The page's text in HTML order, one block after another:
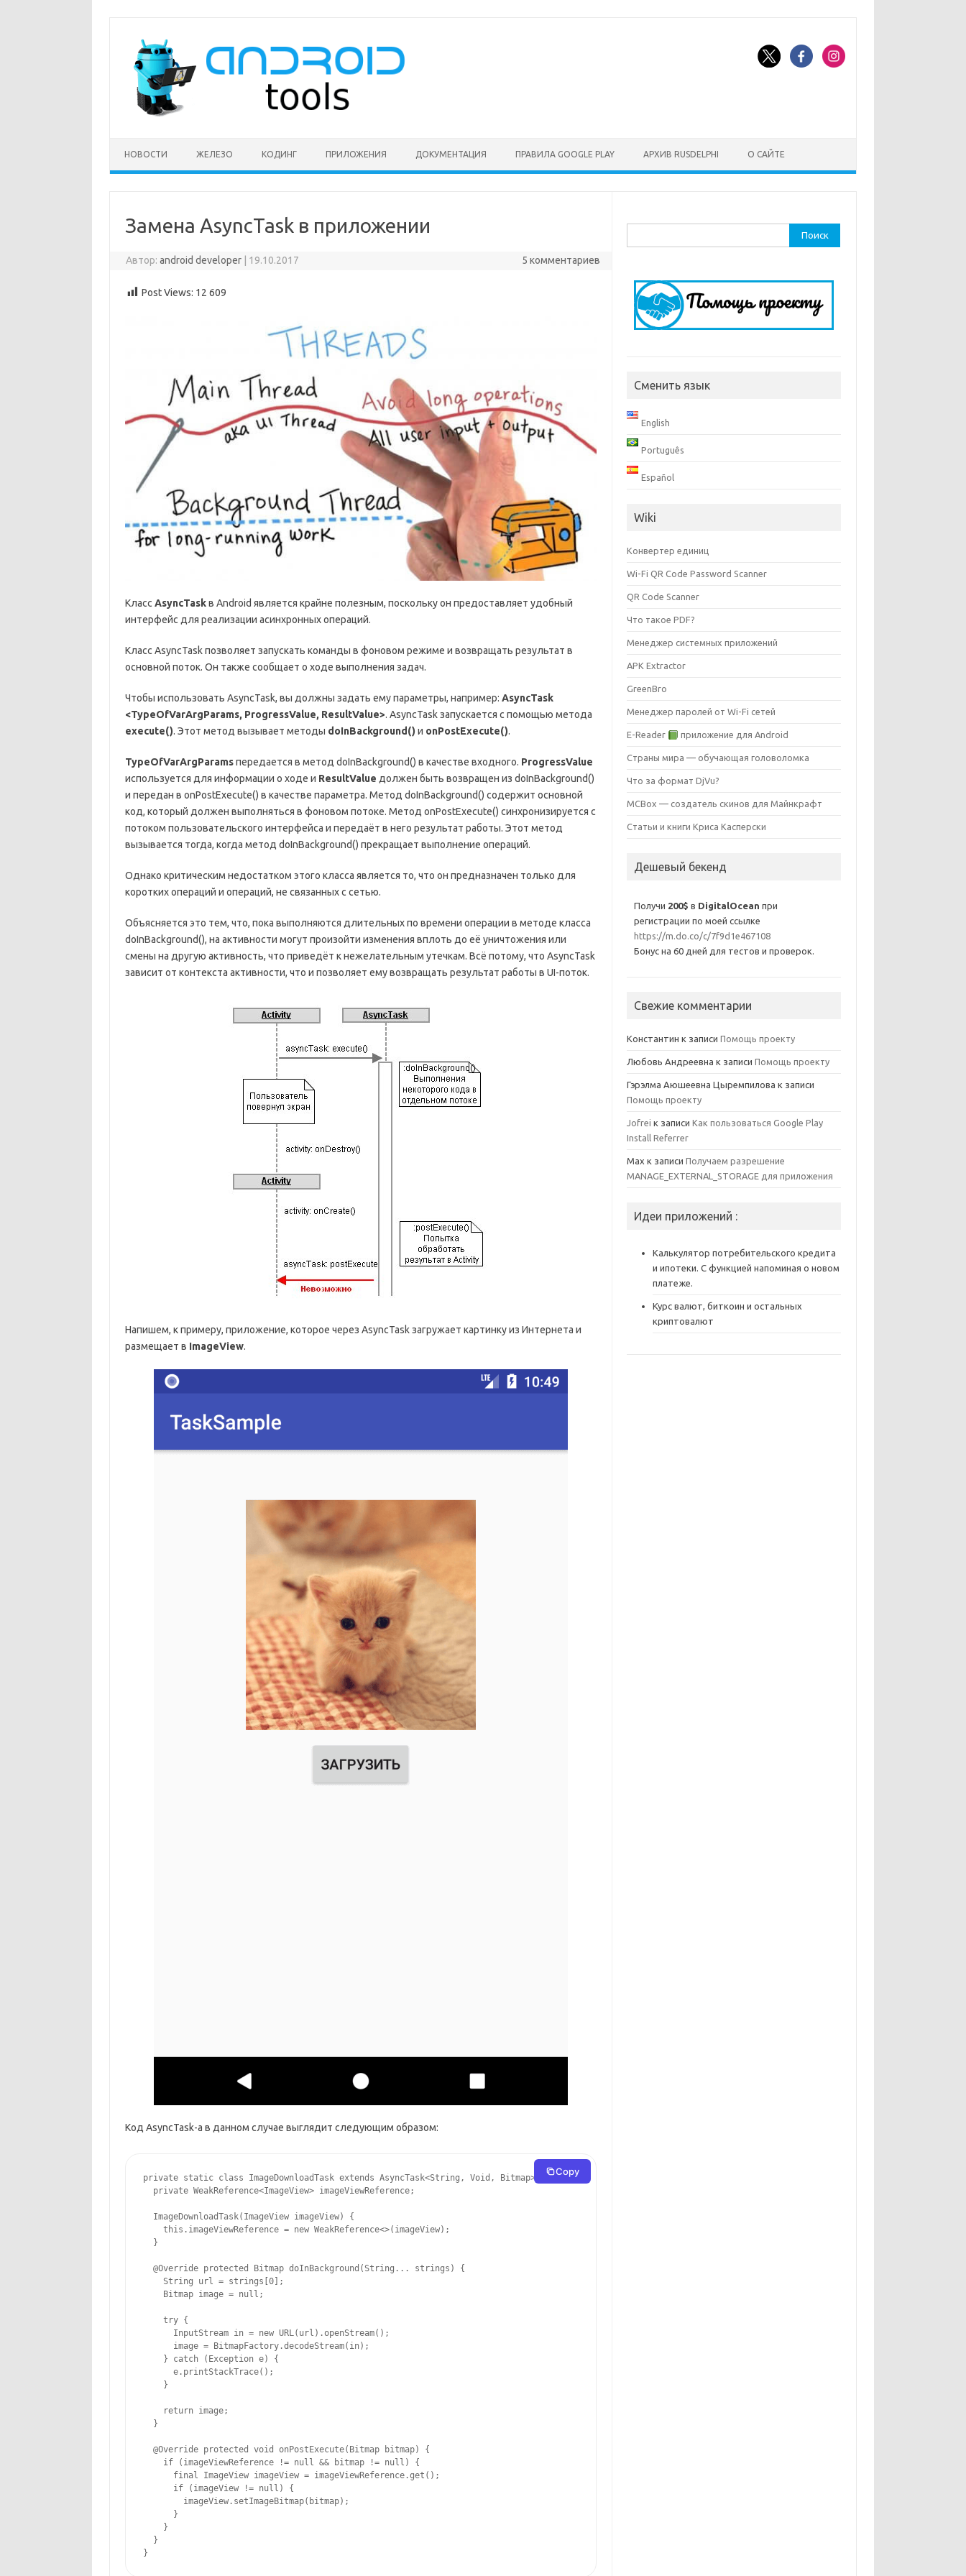
содержимому
НОВОСТИ ЖЕЛЕЗО КОДИНГ ПРИЛОЖЕНИЯ ДОКУМЕНТАЦИЯ ПРАВИЛА GOOGLE PLAY АРХИВ RUSDELPHI О САЙТЕ
Замена AsyncTask в приложении
Автор:android developer 19.10.2017 5 комментариев
Post Views: 12 609
КлассAsyncTaskв Android является крайне полезным, поскольку он предоставляет удобный
интерфейс для реализации асинхронных операций.
Класс AsyncTask позволяет запускать команды в фоновом режиме и возвращать результат в
основной поток. Он также сообщает о ходе выполнения задач.
Чтобы использовать AsyncTask, вы должны задать ему параметры, например: AsyncTask
<TypeOfVarArgParams, ProgressValue, ResultValue>. AsyncTask запускается с помощью метода
execute(). Этот метод вызывает методы doInBackground() и onPostExecute().
TypeOfVarArgParamsпередается в метод doInBackground() в качестве входного. ProgressValue
используется для информации о ходе и ResultValue должен быть возвращен из doInBackground()
и передан в onPostExecute() в качестве параметра. Метод doInBackground() содержит основной
код, который должен выполняться в фоновом потоке. Метод onPostExecute() синхронизируется с
потоком пользовательского интерфейса и передаёт в него результат работы. Этот метод
вызывается тогда, когда метод doInBackground() прекращает выполнение операций.
Однако критическим недостатком этого класса является то, что он предназначен только для
коротких операций и операций, не связанных с сетью.
Объясняется это тем, что, пока выполняются длительных по времени операции в методе класса
doInBackground(), на активности могут произойти изменения вплоть до её уничтожения или
смены на другую активность, что приведёт к нежелательным утечкам. Всё потому, что AsyncTask
зависит от контекста активности, что и позволяет ему возвращать результат работы в UI-поток.
Напишем, к примеру, приложение, которое через AsyncTask загружает картинку из Интернета и
размещает в ImageView.
Код AsyncTask-а в данном случае выглядит следующим образом:
private static class ImageDownloadTask extends AsyncTask<String, Void, Bitmap> {
  private WeakReference<ImageView> imageViewReference;
  ImageDownloadTask(ImageView imageView) {
    this.imageViewReference = new WeakReference<>(imageView);
  }
  @Override protected Bitmap doInBackground(String... strings) {
    String url = strings[0];
    Bitmap image = null;
    try {
      InputStream in = new URL(url).openStream();
      image = BitmapFactory.decodeStream(in);
    } catch (Exception e) {
      e.printStackTrace();
    }
    return image;
  }
  @Override protected void onPostExecute(Bitmap bitmap) {
    if (imageViewReference != null && bitmap != null) {
      final ImageView imageView = imageViewReference.get();
      if (imageView != null) {
        imageView.setImageBitmap(bitmap);
      }
    }
  }
}
Copy
Сменить язык
English
Português
Español
Wiki
Конвертер единиц
Wi-Fi QR Code Password Scanner
QR Code Scanner
Что такое PDF?
Менеджер системных приложений
APK Extractor
GreenBro
Менеджер паролей от Wi-Fi сетей
E-Reader приложение для Android
Страны мира — обучающая головоломка
Что за формат DjVu?
MCBox — создатель скинов для Майнкрафт
Статьи и книги Криса Касперски
Дешевый бекенд
Получи 200$ в DigitalOcean при
регистрации по моей ссылке
https://m.do.co/c/7f9d1e467108
Бонус на 60 дней для тестов и проверок.
Свежие комментарии
Константин к записиПомощь проекту
Любовь Андреевна к записиПомощь проекту
Гэрэлма Аюшеевна Цыремпилова к записи
Помощь проекту
Jofrei к записиКак пользоваться Google Play
Install Referrer
Max к записиПолучаем разрешение
MANAGE_EXTERNAL_STORAGE для приложения
Идеи приложений :
Калькулятор потребительского кредита
и ипотеки. С функцией напоминая о новом
платеже.
Курс валют, биткоин и остальных
криптовалют